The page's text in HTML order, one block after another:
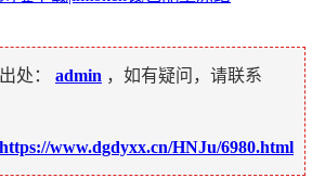
处： admin ，如有疑问，请联系
https://www.dgdyxx.cn/HNJu/6980.html